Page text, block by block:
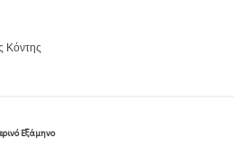
Κόντης
Εξάμηνο